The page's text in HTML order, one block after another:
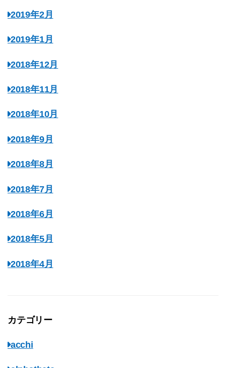
2019年2月
2019年1月
2018年12月
2018年11月
2018年10月
2018年9月
2018年8月
2018年7月
2018年6月
2018年5月
2018年4月
カテゴリー
acchi